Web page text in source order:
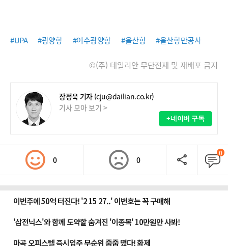
#UPA #광양항 #여수광양항 #울산항 #울산항만공사
©(주) 데일리안 무단전재 및 재배포 금지
장정욱 기자 (cju@dailian.co.kr)
기사 모아 보기 >
+네이버 구독
0 0
0